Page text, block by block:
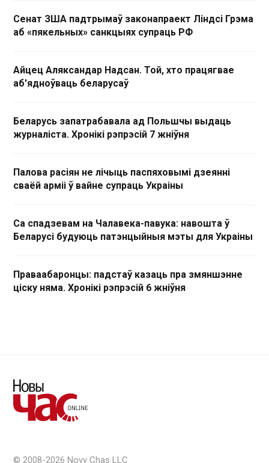
Сенат ЗША падтрымаў законапраект Ліндсі Грэма
аб «пякельных» санкцыях супраць РФ
Айцец Аляксандар Надсан. Той, хто працягвае
аб'ядноўваць беларусаў
Беларусь запатрабавала ад Польшчы выдаць
журналіста. Хронікі рэпрэсій 7 жніўня
Палова расіян не лічыць паспяховымі дзеянні
сваёй арміі ў вайне супраць Украіны
Са спадзевам на Чалавека-павука: навошта ў
Беларусі будуюць патэнцыйныя мэты для Украіны
Праваабаронцы: падстаў казаць пра змяншэнне
ціску няма. Хронікі рэпрэсій 6 жніўня
© 2008-2026 Novy Chas LLC